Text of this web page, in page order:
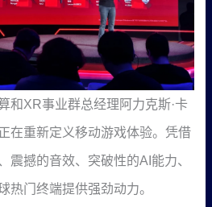
和XR事业群总经理阿力克斯·卡
在重新定义移动游戏体验。凭借
震撼的音效、突破性的AI能力、
热门终端提供强劲动力。